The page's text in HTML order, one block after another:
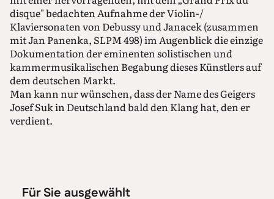
disque" bedachten Aufnahme der Violin-/
Klaviersonaten von Debussy und Janacek (zusammen
mit Jan Panenka, SLPM 498) im Augenblick die einzige
Dokumentation der eminenten solistischen und
kammermusikalischen Begabung dieses Künstlers auf
dem deutschen Markt.
Man kann nur wünschen, dass der Name des Geigers
Josef Suk in Deutschland bald den Klang hat, den er
verdient.
Für Sie ausgewählt